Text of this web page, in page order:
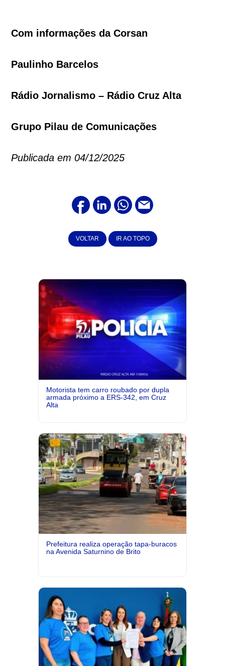
Com informações da Corsan
Paulinho Barcelos
Rádio Jornalismo – Rádio Cruz Alta
Grupo Pilau de Comunicações
Publicada em 04/12/2025
VOLTAR IR AO TOPO
Motorista tem carro roubado por dupla
armada próximo a ERS-342, em Cruz
Alta
Prefeitura realiza operação tapa-buracos
na Avenida Saturnino de Brito